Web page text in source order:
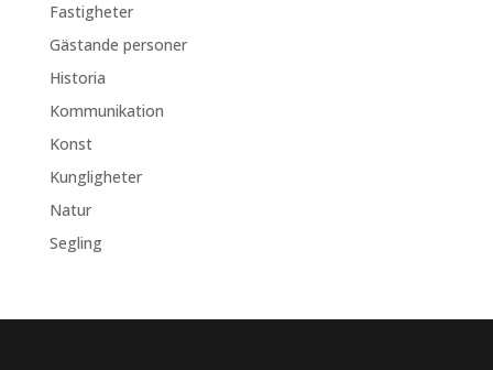
Fastigheter
Gästande personer
Historia
Kommunikation
Konst
Kungligheter
Natur
Segling